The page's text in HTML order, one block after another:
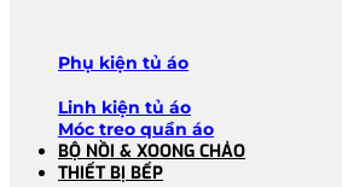
Phụ kiện tủ áo
Linh kiện tủ áo
Móc treo quần áo
BỘ NỒI & XOONG CHẢO
THIẾT BỊ BẾP